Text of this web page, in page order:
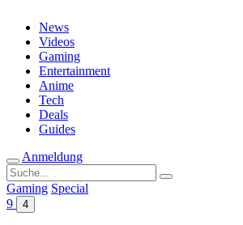
News
Videos
Gaming
Entertainment
Anime
Tech
Deals
Guides
Anmeldung
Suche
nach:
Gaming Special
9
4